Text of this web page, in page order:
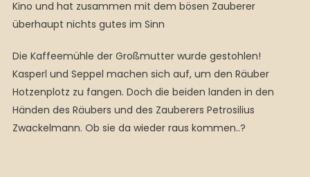
Kino und hat zusammen mit dem bösen Zauberer
überhaupt nichts gutes im Sinn
Die Kaffeemühle der Großmutter wurde gestohlen!
Kasperl und Seppel machen sich auf, um den Räuber
Hotzenplotz zu fangen. Doch die beiden landen in den
Händen des Räubers und des Zauberers Petrosilius
Zwackelmann. Ob sie da wieder raus kommen..?